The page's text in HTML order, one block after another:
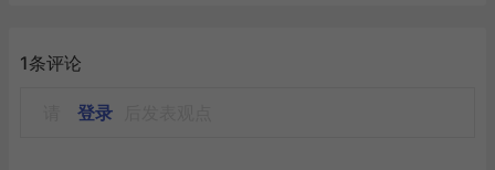
1条评论
登录